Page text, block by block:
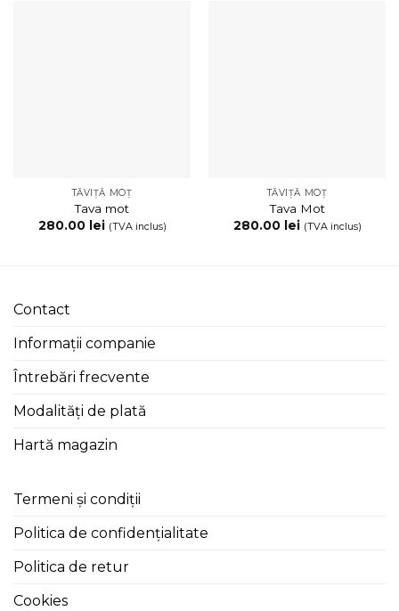
TĂVIȚĂ MOȚ
Tava mot
280.00 lei (TVA inclus)
TĂVIȚĂ MOȚ
Tava Mot
280.00 lei (TVA inclus)
Contact
Informații companie
Întrebări frecvente
Modalități de plată
Hartă magazin
Termeni și condiții
Politica de confidențialitate
Politica de retur
Cookies